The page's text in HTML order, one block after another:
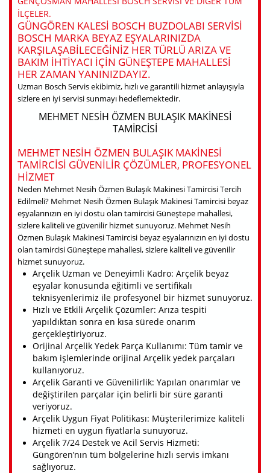
ILÇELER.
GÜNGÖREN KALESI BOSCH BUZDOLABI SERVISI
BOSCH MARKA BEYAZ EŞYALARINIZDA
KARŞILAŞABILECEĞINIZ HER TÜRLÜ ARIZA VE
BAKIM IHTIYACI IÇIN GÜNEŞTEPE MAHALLESI
HER ZAMAN YANINIZDAYIZ.
Uzman Bosch Servis ekibimiz, hızlı ve garantili hizmet anlayışıyla
sizlere en iyi servisi sunmayı hedeflemektedir.
MEHMET NESIH ÖZMEN BULAŞIK MAKINESI
TAMIRCISI
MEHMET NESIH ÖZMEN BULAŞIK MAKINESI
TAMIRCISI GÜVENILIR ÇÖZÜMLER, PROFESYONEL
HIZMET
Neden Mehmet Nesih Özmen Bulaşık Makinesi Tamircisi Tercih
Edilmeli? Mehmet Nesih Özmen Bulaşık Makinesi Tamircisi beyaz
eşyalarınızın en iyi dostu olan tamircisi Güneştepe mahallesi,
sizlere kaliteli ve güvenilir hizmet sunuyoruz. Mehmet Nesih
Özmen Bulaşık Makinesi Tamircisi beyaz eşyalarınızın en iyi dostu
olan tamircisi Güneştepe mahallesi, sizlere kaliteli ve güvenilir
hizmet sunuyoruz.
Arçelik Uzman ve Deneyimli Kadro: Arçelik beyaz
eşyalar konusunda eğitimli ve sertifikalı
teknisyenlerimiz ile profesyonel bir hizmet sunuyoruz.
Hızlı ve Etkili Arçelik Çözümler: Arıza tespiti
yapıldıktan sonra en kısa sürede onarım
gerçekleştiriyoruz.
Orijinal Arçelik Yedek Parça Kullanımı: Tüm tamir ve
bakım işlemlerinde orijinal Arçelik yedek parçaları
kullanıyoruz.
Arçelik Garanti ve Güvenilirlik: Yapılan onarımlar ve
değiştirilen parçalar için belirli bir süre garanti
veriyoruz.
Arçelik Uygun Fiyat Politikası: Müşterilerimize kaliteli
hizmeti en uygun fiyatlarla sunuyoruz.
Arçelik 7/24 Destek ve Acil Servis Hizmeti:
Güngören’nın tüm bölgelerine hızlı servis imkanı
sağlıyoruz.